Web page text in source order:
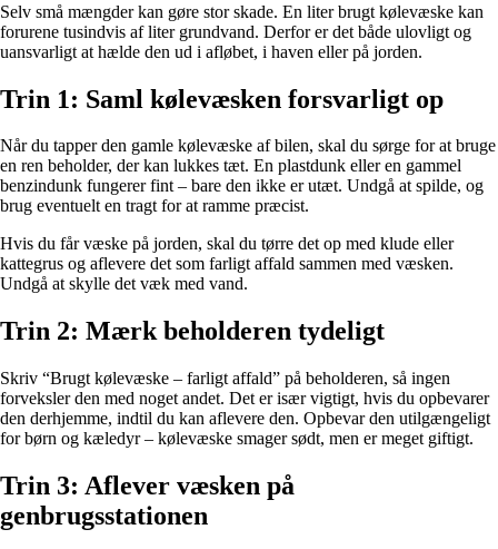
Selv små mængder kan gøre stor skade. En liter brugt kølevæske kan
forurene tusindvis af liter grundvand. Derfor er det både ulovligt og
uansvarligt at hælde den ud i afløbet, i haven eller på jorden.
Trin 1: Saml kølevæsken forsvarligt op
Når du tapper den gamle kølevæske af bilen, skal du sørge for at bruge
en ren beholder, der kan lukkes tæt. En plastdunk eller en gammel
benzindunk fungerer fint – bare den ikke er utæt. Undgå at spilde, og
brug eventuelt en tragt for at ramme præcist.
Hvis du får væske på jorden, skal du tørre det op med klude eller
kattegrus og aflevere det som farligt affald sammen med væsken.
Undgå at skylle det væk med vand.
Trin 2: Mærk beholderen tydeligt
Skriv “Brugt kølevæske – farligt affald” på beholderen, så ingen
forveksler den med noget andet. Det er især vigtigt, hvis du opbevarer
den derhjemme, indtil du kan aflevere den. Opbevar den utilgængeligt
for børn og kæledyr – kølevæske smager sødt, men er meget giftigt.
Trin 3: Aflever væsken på
genbrugsstationen